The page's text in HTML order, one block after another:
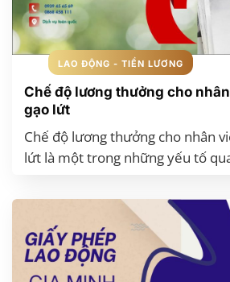
LAO ĐỘNG - TIỀN LƯƠNG
Chế độ lương thưởng cho
gạo lứt
Chế độ lương thưởng cho nhân
lứt là một trong những yếu tố
đây cung cấp cái nhìn chi tiết về
cơ bản, phụ cấp, thưởng năng
và chính sách phúc lợi khác tại
biến gạo lứt. Ngoài ra, bạn sẽ